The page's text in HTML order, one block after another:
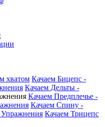
хватом Качаем Бицепс -
Качаем Дельты -
Качаем Предплечье -
Качаем Спину -
Качаем Трицепс